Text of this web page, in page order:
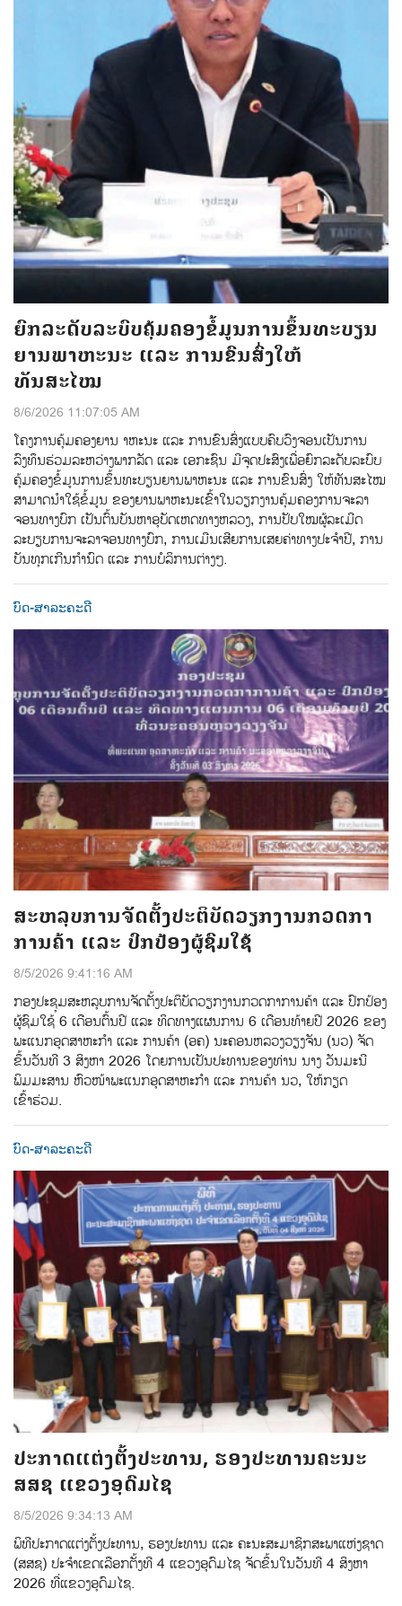
ຍົກລະດັບລະບົບຄຸ້ມຄອງຂໍ້ມູນການຂຶ້ນທະບຽນ
ຍານພາຫະນະ ແລະ ການຂົນສົ່ງໃຫ້
ທັນສະໄໝ
8/6/2026 11:07:05 AM
ໂຄງການຄຸ້ມຄອງຍານ າຫະນະ ແລະ ການຂົນສົ່ງແບບຄົບວົງຈອນເປັນການ
ລົງທຶນຮ່ວມລະຫວ່າງພາກລັດ ແລະ ເອກະຊົນ ມີຈຸດປະສົງເພື່ອຍົກລະດັບລະບົບ
ຄຸ້ມຄອງຂ້ໍມູນການຂ້ຶນທະບຽນຍານພາຫະນະ ແລະ ການຂົນສ່ົງ ໃຫ້ທັນສະໄໝ
ສາມາດນຳໃຊ້ຂໍ້ມູນ ຂອງຍານພາຫະນະເຂົ້າໃນວຽກງານຄຸ້ມຄອງການຈະລາ
ຈອນທາງບົກ ເປັນຕົ້ນບັນຫາອຸບັດເຫດທາງຫລວງ, ການປັບໃໝຜູ້ລະເມີດ
ລະບຽບການຈະລາຈອນທາງບົກ, ການເມີນເສີຍການເສຍຄ່າທາງປະຈຳປີ, ການ
ບັນທຸກເກີນກຳນົດ ແລະ ການບໍລິການຕ່າງໆ.
ບົດ-ສາລະຄະດີ
ສະຫລຸບການຈັດຕັ້ງປະຕິບັດວຽກງານກວດກາ
ການຄ້າ ແລະ ປົກປ້ອງຜູ້ຊົມໃຊ້
8/5/2026 9:41:16 AM
ກອງປະຊຸມສະຫລຸບການຈັດຕັ້ງປະຕິບັດວຽກງານກວດກາການຄ້າ ແລະ ປົກປ້ອງ
ຜູ້ຊົມໃຊ້ 6 ເດືອນຕົ້ນປີ ແລະ ທິດທາງແຜນການ 6 ເດືອນທ້າຍປີ 2026 ຂອງ
ພະແນກອຸດສາຫະກຳ ແລະ ການຄ້າ (ອຄ) ນະຄອນຫລວງວຽງຈັນ (ນວ) ຈັດ
ຂຶ້ນວັນທີ 3 ສິງຫາ 2026 ໂດຍການເປັນປະທານຂອງທ່ານ ນາງ ວັນມະນີ
ພິມມະສານ ຫົວໜ້າພະແນກອຸດສາຫະກຳ ແລະ ການຄ້າ ນວ, ໃຫ້ກຽດ
ເຂົ້າຮ່ວມ.
ບົດ-ສາລະຄະດີ
ປະກາດແຕ່ງຕັ້ງປະທານ, ຮອງປະທານຄະນະ
ສສຊ ແຂວງອຸດົມໄຊ
8/5/2026 9:34:13 AM
ພິທີປະກາດແຕ່ງຕ້ັງປະທານ, ຮອງປະທານ ແລະ ຄະນະສະມາຊິກສະພາແຫ່ງຊາດ
(ສສຊ) ປະຈຳເຂດເລືອກຕັ້ງທີ 4 ແຂວງອຸດົມໄຊ ຈັດຂຶ້ນໃນວັນທີ 4 ສິງຫາ
2026 ທີ່ແຂວງອຸດົມໄຊ.